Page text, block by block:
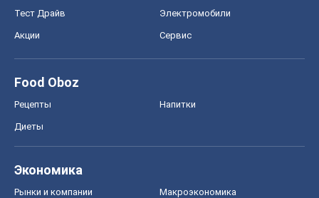
Тест Драйв Электромобили
Акции Сервис
Food Oboz
Рецепты Напитки
Диеты
Экономика
Рынки и компании Mакроэкономика